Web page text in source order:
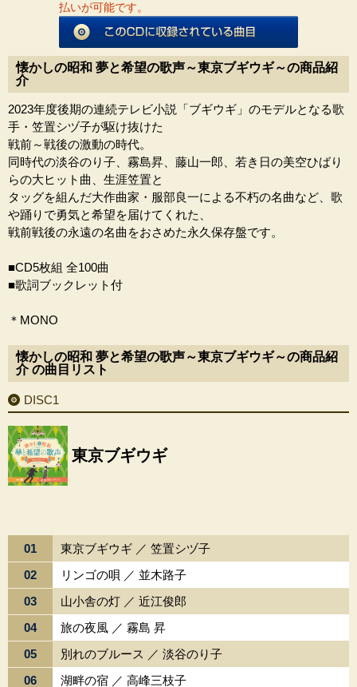
払いが可能です。
懐かしの昭和 夢と希望の歌声～東京ブギウギ～の商品紹
介
2023年度後期の連続テレビ小説「ブギウギ」のモデルとなる歌
手・笠置シヅ子が駆け抜けた
戦前～戦後の激動の時代。
同時代の淡谷のり子、霧島昇、藤山一郎、若き日の美空ひばり
らの大ヒット曲、生涯笠置と
タッグを組んだ大作曲家・服部良一による不朽の名曲など、歌
や踊りで勇気と希望を届けてくれた、
戦前戦後の永遠の名曲をおさめた永久保存盤です。
■CD5枚組 全100曲
■歌詞ブックレット付
＊MONO
懐かしの昭和 夢と希望の歌声～東京ブギウギ～の商品紹
介 の曲目リスト
DISC1
東京ブギウギ
01
東京ブギウギ ／ 笠置シヅ子
02
リンゴの唄 ／ 並木路子
03
山小舎の灯 ／ 近江俊郎
04
旅の夜風 ／ 霧島 昇
05
別れのブルース ／ 淡谷のり子
06
湖畔の宿 ／ 高峰三枝子